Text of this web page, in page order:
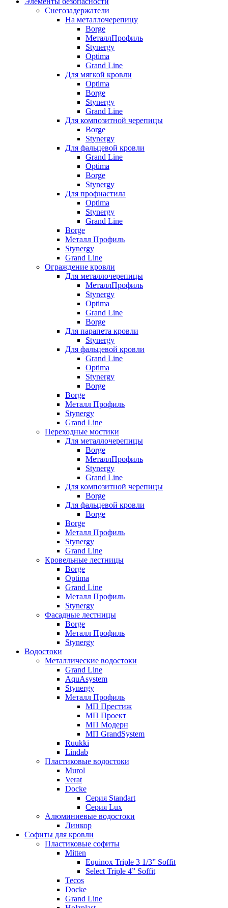
Снегозадержатели
На металлочерепицу
Borge
МеталлПрофиль
Stynergy
Optima
Grand Line
Для мягкой кровли
Optima
Borge
Stynergy
Grand Line
Для композитной черепицы
Borge
Stynergy
Для фальцевой кровли
Grand Line
Optima
Borge
Stynergy
Для профнастила
Optima
Stynergy
Grand Line
Borge
Металл Профиль
Stynergy
Grand Line
Ограждение кровли
Для металлочерепицы
МеталлПрофиль
Stynergy
Optima
Grand Line
Borge
Для парапета кровли
Stynergy
Для фальцевой кровли
Grand Line
Optima
Stynergy
Borge
Borge
Металл Профиль
Stynergy
Grand Line
Переходные мостики
Для металлочерепицы
Borge
МеталлПрофиль
Stynergy
Grand Line
Для композитной черепицы
Borge
Для фальцевой кровли
Borge
Borge
Металл Профиль
Stynergy
Grand Line
Кровельные лестницы
Borge
Optima
Grand Line
Металл Профиль
Stynergy
Фасадные лестницы
Borge
Металл Профиль
Stynergy
Водостоки
Металлические водостоки
Grand Line
AquAsystem
Stynergy
Металл Профиль
МП Престиж
МП Проект
МП Модерн
МП GrandSystem
Ruukki
Lindab
Пластиковые водостоки
Murol
Verat
Docke
Серия Standart
Серия Lux
Алюминиевые водостоки
Линкор
Софиты для кровли
Пластиковые софиты
Mitten
Equinox Triple 3 1/3” Soffit
Select Triple 4” Soffit
Tecos
Docke
Grand Line